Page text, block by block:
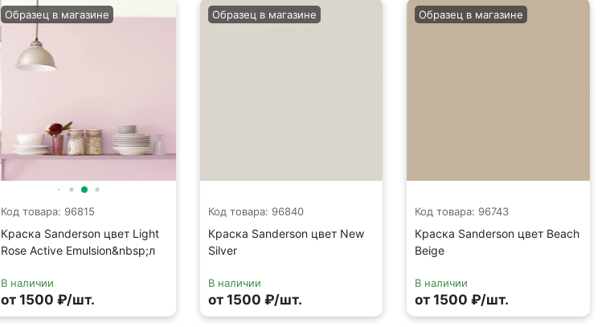
Код товара: 96815
Краска Sanderson цвет Light
Rose Active Emulsion&nbsp;л
Образец в магазине
В наличии
от 1500 ₽/шт.
Код товара: 96840
Краска Sanderson цвет New
Silver
Образец в магазине
В наличии
от 1500 ₽/шт.
Код товара: 96743
Краска Sanderson цвет Beach
Beige
Образец в магазине
В наличии
от 1500 ₽/шт.